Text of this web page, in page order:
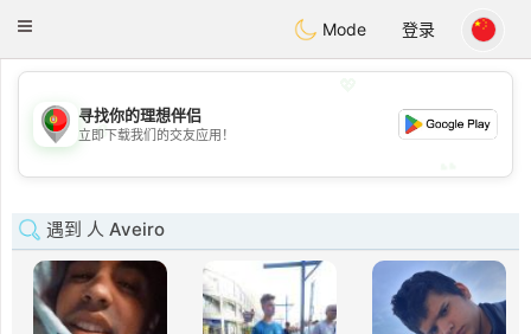
Portugues
Toggle
Mode 登录
💖
💕
寻找你的理想伴侣
立即下载我们的交友应用！
遇到 人 Aveiro